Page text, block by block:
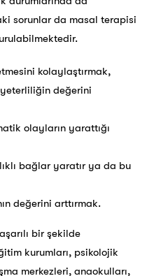
sorunlar da masal terapisi
kolaylaştırmak,
değerini
olayların yarattığı
bağlar yaratır ya da bu
değerini arttırmak.
bir şekilde
kurumları, psikolojik
merkezleri, anaokulları,